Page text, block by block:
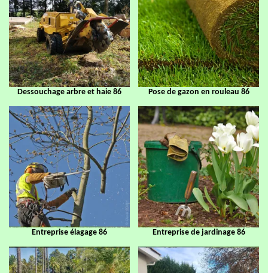
Dessouchage arbre et haie 86 Pose de gazon en rouleau 86
Entreprise élagage 86 Entreprise de jardinage 86